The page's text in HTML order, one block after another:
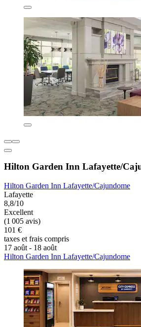
Hilton Garden Inn Lafayette/
Hilton Garden Inn Lafayette/Cajundome
Lafayette
8,8/10
Excellent
(1 005 avis)
101 €
taxes et frais compris
17 août - 18 août
Hilton Garden Inn Lafayette/Cajundome